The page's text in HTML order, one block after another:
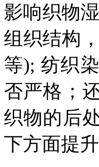
影响织物
组织结构
等); 纺织
否严格；
织物的后
下方面提